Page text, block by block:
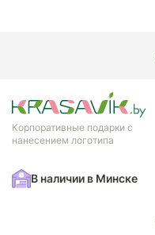
Корпоративные подарки с
нанесением логотипа
В наличии в Минске